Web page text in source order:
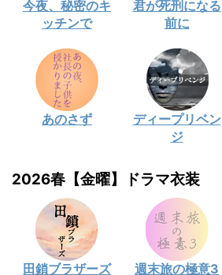
今夜、秘密のキ
ッチンで
君が死刑になる
前に
あのさず
ディープリベン
ジ
2026春【金曜】ドラマ衣装
田鎖ブラザーズ 週末旅の極意3